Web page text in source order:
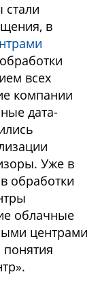
в
всех
компании
дата-
Уже в
обработки
облачные
центрами